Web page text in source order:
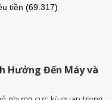
tiền (69.317)
Hưởng Đến Máy và